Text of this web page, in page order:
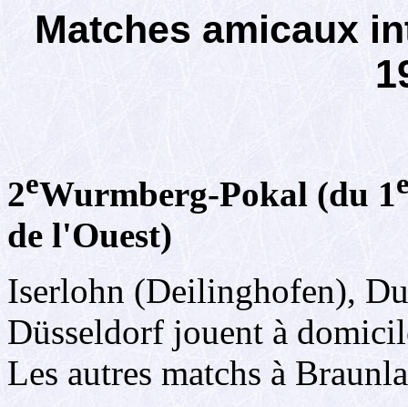
Matches amicaux
2eWurmberg-Pokal (du 1
de l'Ouest)
Iserlohn (Deilinghofen),
Düsseldorf jouent à
Les autres matchs à